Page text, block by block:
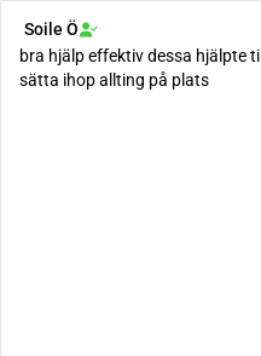
Soile Ö
bra hjälp effektiv dessa hjälpte till att
sätta ihop allting på plats